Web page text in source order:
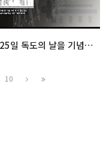
10월 25일 독도의 날을 기념하다
10